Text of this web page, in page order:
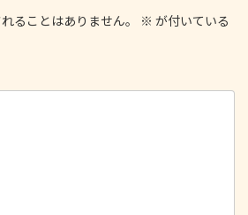
ることはありません。 ※ が付いている